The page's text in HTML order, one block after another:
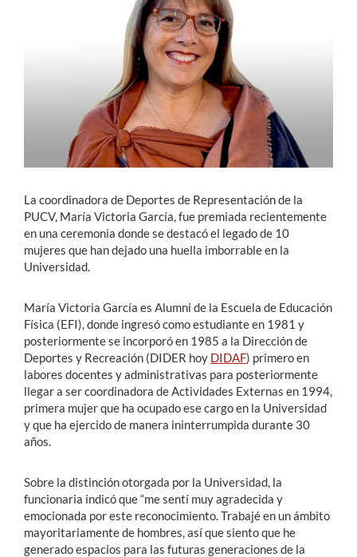
La coordinadora de Deportes de Representación de la
PUCV, María Victoria García, fue premiada recientemente
en una ceremonia donde se destacó el legado de 10
mujeres que han dejado una huella imborrable en la
Universidad.
María Victoria García es Alumni de la Escuela de Educación
Física (EFI), donde ingresó como estudiante en 1981 y
posteriormente se incorporó en 1985 a la Dirección de
Deportes y Recreación (DIDER hoy DIDAF) primero en
labores docentes y administrativas para posteriormente
llegar a ser coordinadora de Actividades Externas en 1994,
primera mujer que ha ocupado ese cargo en la Universidad
y que ha ejercido de manera ininterrumpida durante 30
años.
Sobre la distinción otorgada por la Universidad, la
funcionaria indicó que “me sentí muy agradecida y
emocionada por este reconocimiento. Trabajé en un ámbito
mayoritariamente de hombres, así que siento que he
generado espacios para las futuras generaciones de la